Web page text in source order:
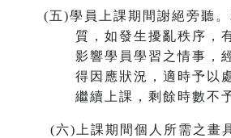
(五)學員上課期間謝絕旁聽
質，如發生擾亂秩序，
影響學員學習之情事，
得因應狀況，適時予以
繼續上課，剩餘時數不
(六)上課期間個人所需之畫